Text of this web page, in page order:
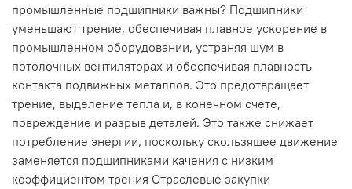
промышленные подшипники важны? Подшипники
уменьшают трение, обеспечивая плавное ускорение в
промышленном оборудовании, устраняя шум в
потолочных вентиляторах и обеспечивая плавность
контакта подвижных металлов. Это предотвращает
трение, выделение тепла и, в конечном счете,
повреждение и разрыв деталей. Это также снижает
потребление энергии, поскольку скользящее движение
заменяется подшипниками качения с низким
коэффициентом трения Отраслевые закупки